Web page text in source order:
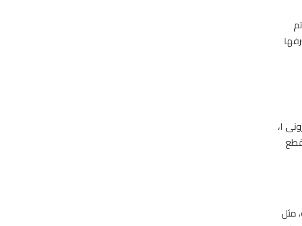
وأضاف المكاوي أنه بخلاف السفينة الجديدة، فإن الشركة تمتلك 6 وحدات بحرية، وهي: “مانزوني، وباسكولي، وكاردوتشي، ومانزونى ١،
مثل